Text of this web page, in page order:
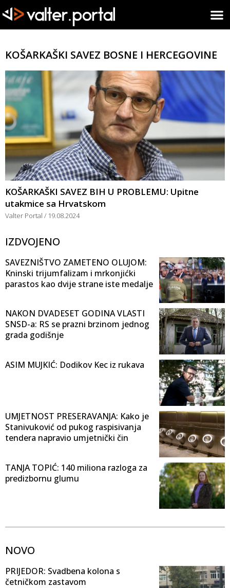
KOŠARKAŠKI SAVEZ BOSNE I HERCEGOVINE
KOŠARKAŠKI SAVEZ BIH U PROBLEMU: Upitne
utakmice sa Hrvatskom
Valter Portal 19.08.2024
IZDVOJENO
SAVEZNIŠTVO ZAMETENO OLUJOM:
Kninski trijumfalizam i mrkonjićki
parastos kao dvije strane iste medalje
NAKON DVADESET GODINA VLASTI
SNSD-a: RS se prazni brzinom jednog
grada godišnje
ASIM MUJKIĆ: Dodikov Kec iz rukava
UMJETNOST PRESERAVANJA: Kako je
Stanivuković od pukog raspisivanja
tendera napravio umjetnički čin
TANJA TOPIĆ: 140 miliona razloga za
predizbornu glumu
NOVO
PRIJEDOR: Svadbena kolona s
četničkom zastavom